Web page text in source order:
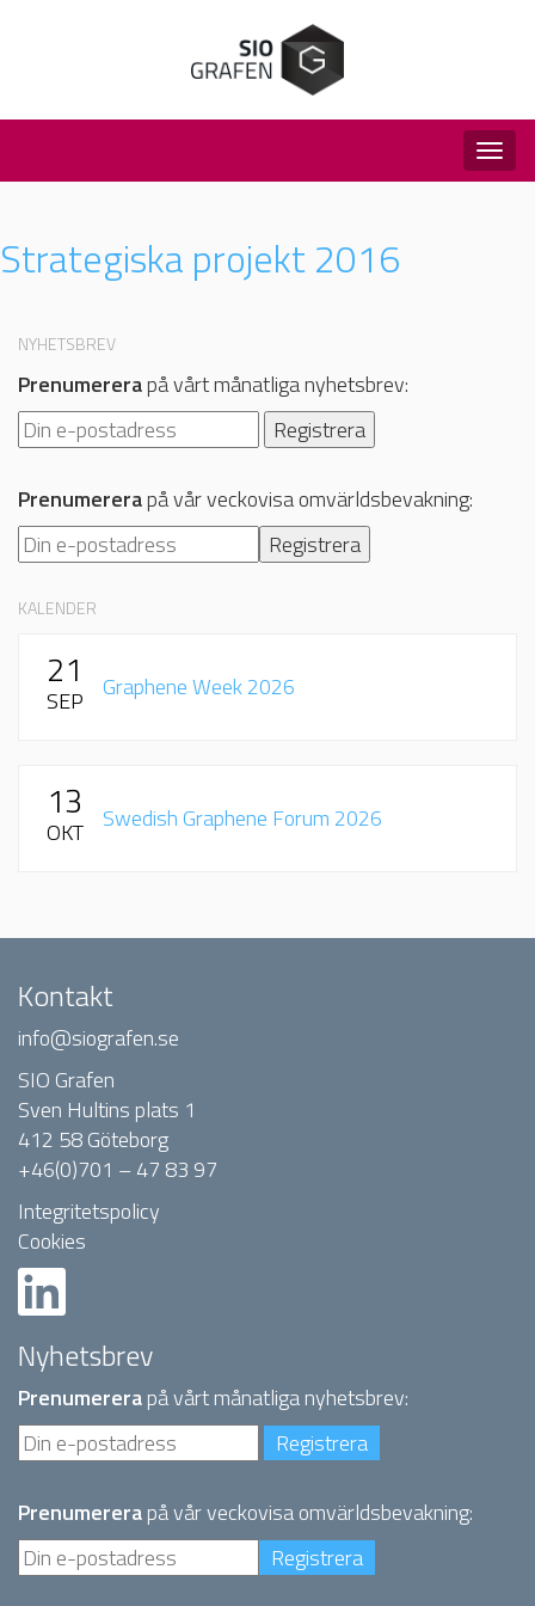
Strategiska projekt 2016
NYHETSBREV
Prenumererapå vårt månatliga nyhetsbrev:
Prenumererapå vår veckovisa omvärldsbevakning:
KALENDER
21
SEP Graphene Week 2026
13
OKT Swedish Graphene Forum 2026
Kontakt
info@siografen.se
SIO Grafen
Sven Hultins plats 1
412 58 Göteborg
+46(0)701 – 47 83 97
Integritetspolicy
Cookies
Nyhetsbrev
Prenumererapå vårt månatliga nyhetsbrev:
Prenumererapå vår veckovisa omvärldsbevakning: